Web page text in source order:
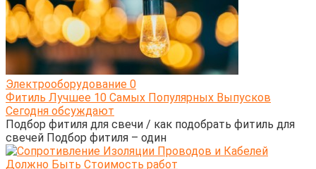
Электрооборудование 0
Фитиль Лучшее 10 Самых Популярных Выпусков
Сегодня обсуждают
Подбор фитиля для свечи / как подобрать фитиль для
свечей Подбор фитиля – один